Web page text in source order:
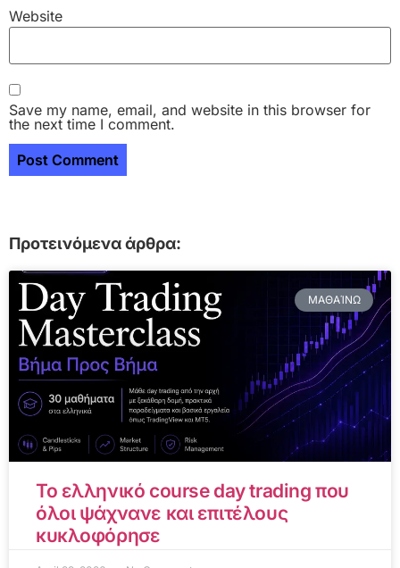
Website
Save my name, email, and website in this browser for
the next time I comment.
Προτεινόμενα άρθρα:
ΜΑΘΑΊΝΩ
Το ελληνικό course day trading που
όλοι ψάχνανε και επιτέλους
κυκλοφόρησε